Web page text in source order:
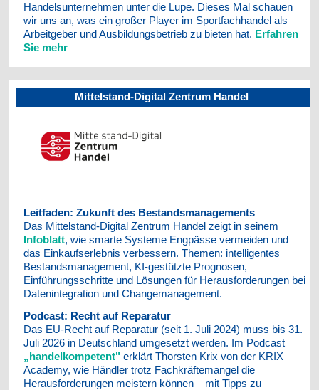
Handelsunternehmen unter die Lupe. Dieses Mal schauen
wir uns an, was ein großer Player im Sportfachhandel als
Arbeitgeber und Ausbildungsbetrieb zu bieten hat. Erfahren
Sie mehr
Mittelstand-Digital Zentrum Handel
Leitfaden: Zukunft des Bestandsmanagements
Das Mittelstand-Digital Zentrum Handel zeigt in seinem
Infoblatt, wie smarte Systeme Engpässe vermeiden und
das Einkaufserlebnis verbessern. Themen: intelligentes
Bestandsmanagement, KI-gestützte Prognosen,
Einführungsschritte und Lösungen für Herausforderungen bei
Datenintegration und Changemanagement.
Podcast: Recht auf Reparatur
Das EU-Recht auf Reparatur (seit 1. Juli 2024) muss bis 31.
Juli 2026 in Deutschland umgesetzt werden. Im Podcast
„handelkompetent"erklärt Thorsten Krix von der KRIX
Academy, wie Händler trotz Fachkräftemangel die
Herausforderungen meistern können – mit Tipps zu